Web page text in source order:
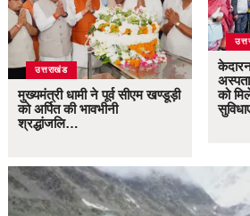
उत्तराखंड
मुख्यमंत्री धामी ने पूर्व सीएम खण्डूड़ी
को अर्पित की भावभीनी
श्रद्धांजलि…
को